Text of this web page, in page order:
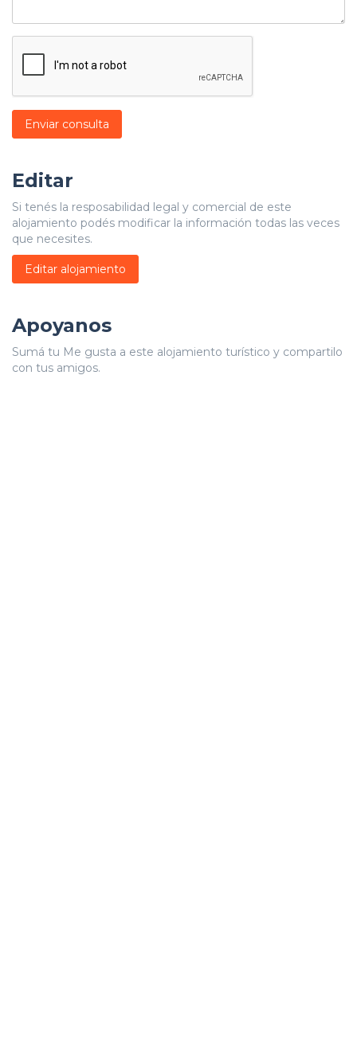
Enviar consulta
Editar
Si tenés la resposabilidad legal y comercial de este
alojamiento podés modificar la información todas las veces
que necesites.
Editar alojamiento
Apoyanos
Sumá tu Me gusta a este alojamiento turístico y compartilo
con tus amigos.